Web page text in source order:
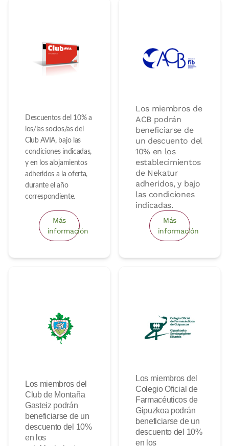
Descuentos del 10% a
los/las socios/as del
Club AVIA, bajo las
condiciones indicadas,
y en los alojamientos
adheridos a la oferta,
durante el año
correspondiente.
Más
información
Los miembros de
ACB podrán
beneficiarse de
un descuento del
10% en los
establecimientos
de Nekatur
adheridos, y bajo
las condiciones
indicadas.
Más
información
Los miembros del
Club de Montaña
Gasteiz podrán
beneficiarse de un
descuento del 10%
en los
Los miembros del
Colegio Oficial de
Farmacéuticos de
Gipuzkoa podrán
beneficiarse de un
descuento del 10%
en los